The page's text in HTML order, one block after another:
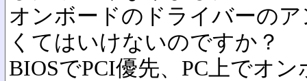
オンボードのドライバーの
くてはいけないのですか？
BIOSでPCI優先、PC上でオ